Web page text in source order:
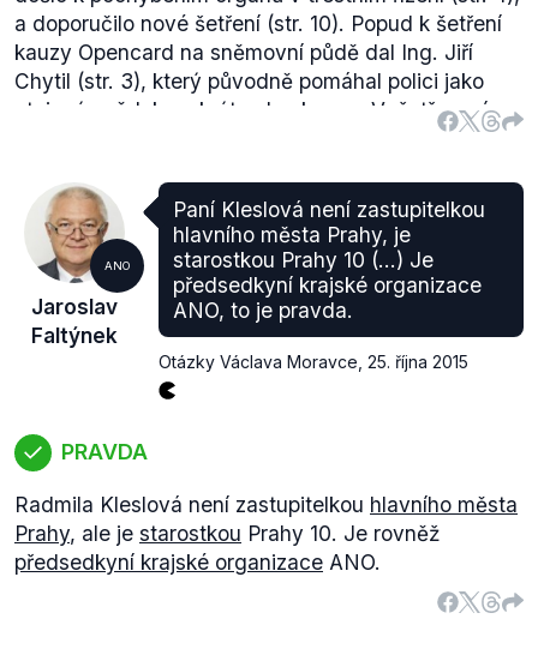
a doporučilo nové šetření (str. 10). Popud k šetření
kauzy Opencard na sněmovní půdě dal Ing. Jiří
Chytil (str. 3), který původně pomáhal polici jako
utajený svědek rozkrýt celou kauzu. Vyšetřovací
tým ale v srpnu 2011 jeho identitu odhalil a vznesl
odsouzenými (viz výše). Po tomto rozsudku pan
Chytil požádal o pomoc poslance, kteří reagovali
právě zřízením vyšetřovací komise, která poukázala
na pochybení ve vyšetřování.
Výrok hodnotíme jako zavádějící, protože se snaží
srovnávat dvě kauzy, které jsou ve zcela jiné fázi
vyštřování. Navíc, sněmovní vyšetřování kauzy
Opencard bylo iniciováno osobou, která mohla být
pochybení, zatímco v případě kauzy České pošty se
suplovali práci orgánů činných v trestním řízení.
ANO
Jaroslav
Faltýnek
Paní Kleslová není zastupitelkou
hlavního města Prahy, je
starostkou Prahy 10 (...) Je
předsedkyní krajské organizace
ANO, to je pravda.
Otázky Václava Moravce 25. října 2015
PRAVDA
Radmila Kleslová není zastupitelkou hlavního města
Prahy, ale je starostkou Prahy 10. Je rovněž
předsedkyní krajské organizace ANO.